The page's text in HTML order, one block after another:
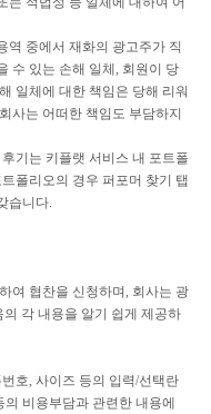
역 중에서 재화의 광고주가 직
수 있는 손해 일체 , 회원이 당
일체에 대한 책임은 당해 리워
사는 어떠한 책임도 부담하지
기는 키플랫 서비스 내 포트폴
폴리오의 경우 퍼포머 찾기 탭
습니다.
여 협찬을 신청하며, 회사는 광
의 각 내용을 알기 쉽게 제공하
호, 사이즈 등의 입력/선택란
비용부담과 관련한 내용에